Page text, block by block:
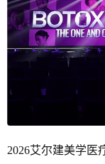
2026艾尔建美学医